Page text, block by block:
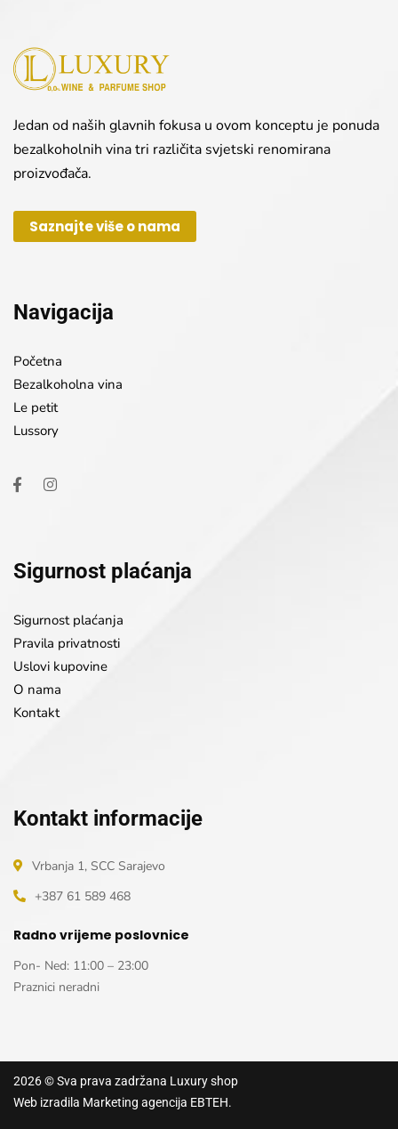
Jedan od naših glavnih fokusa u ovom konceptu je ponuda
bezalkoholnih vina tri različita svjetski renomirana
proizvođača.
Saznajte više o nama
Navigacija
Početna
Bezalkoholna vina
Le petit
Lussory
Sigurnost plaćanja
Sigurnost plaćanja
Pravila privatnosti
Uslovi kupovine
O nama
Kontakt
Kontakt informacije
Vrbanja 1, SCC Sarajevo
+387 61 589 468
Radno vrijeme poslovnice
Pon- Ned: 11:00 – 23:00
Praznici neradni
2026© Sva prava zadržana Luxury shop
Web izradila Marketing agencija EBTEH.